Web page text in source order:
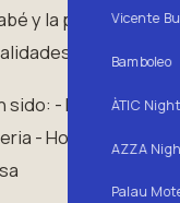
Vicente
Bamboleo
ÀTIC
AZZA
Palau
y la presidenta
consellers y
- El
- Hotel Estimar -